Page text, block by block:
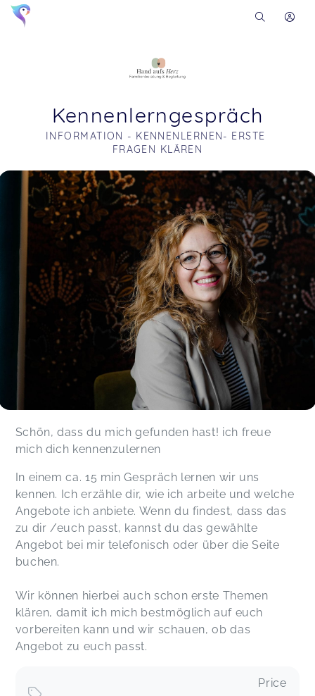
Kennenlerngespräch
INFORMATION - KENNENLERNEN- ERSTE
FRAGEN KLÄREN
Soon you will learn more about me here...
Schön, dass du mich gefunden hast! ich freue
mich dich kennenzulernen
In einem ca. 15 min Gespräch lernen wir uns
kennen. Ich erzähle dir, wie ich arbeite und welche
Angebote ich anbiete. Wenn du findest, dass das
zu dir /euch passt, kannst du das gewählte
Angebot bei mir telefonisch oder über die Seite
buchen.
Wir können hierbei auch schon erste Themen
klären, damit ich mich bestmöglich auf euch
vorbereiten kann und wir schauen, ob das
Angebot zu euch passt.
Price